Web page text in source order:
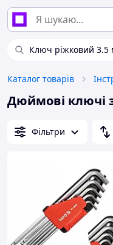
Ключ ріжковий 3.5
Каталог товарів
Дюймові ключі
Фільтри